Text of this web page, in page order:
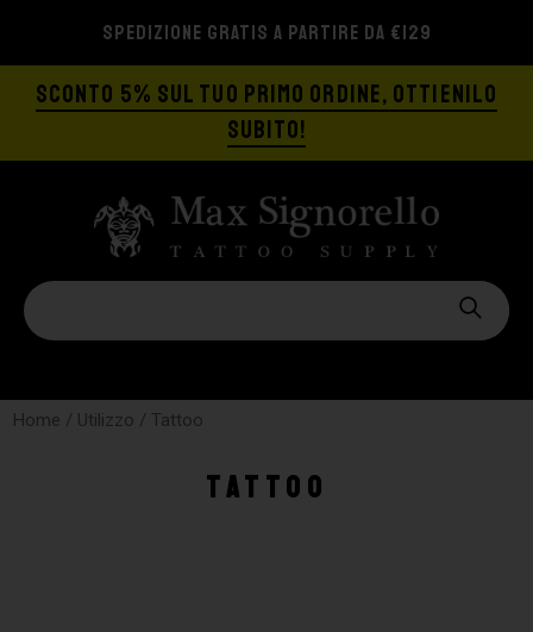
SPEDIZIONE GRATIS A PARTIRE DA €129
SCONTO 5% SUL TUO PRIMO ORDINE, OTTIENILO
SUBITO!
Home / Utilizzo / Tattoo
Tattoo